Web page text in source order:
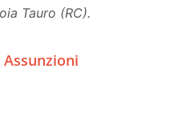
Tauro (RC).